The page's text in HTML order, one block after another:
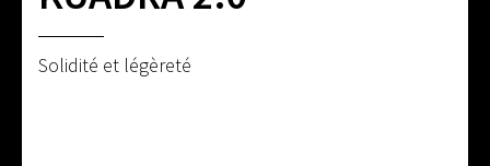
Solidité et légèreté